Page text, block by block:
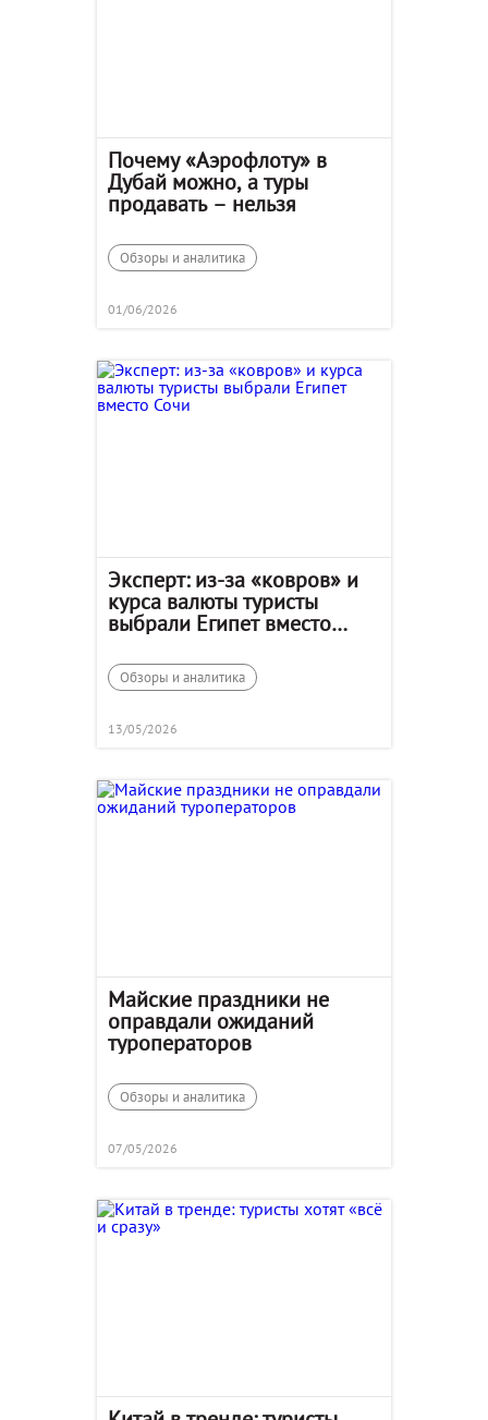
Почему «Аэрофлоту» в
Дубай можно, а туры
продавать – нельзя
Обзоры и аналитика
01/06/2026
Эксперт: из-за «ковров» и
курса валюты туристы
выбрали Египет вместо
Обзоры и аналитика
13/05/2026
Майские праздники не
оправдали ожиданий
туроператоров
Обзоры и аналитика
07/05/2026